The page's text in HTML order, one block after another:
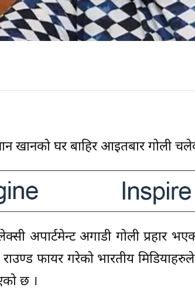
खानको घर बाहिर आइतबार गोली
अपार्टमेन्ट अगाडी गोली प्रहार
फायर गरेको भारतीय
छ ।